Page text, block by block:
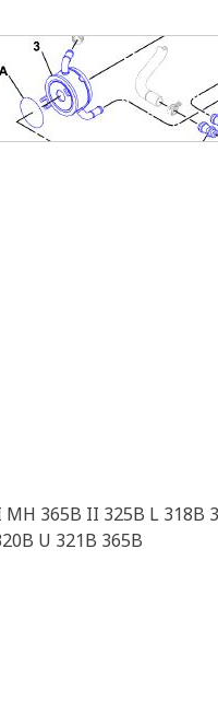
365B II 325B L 318B
U 321B 365B